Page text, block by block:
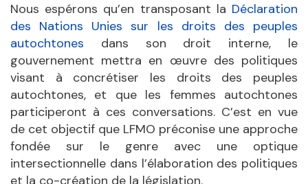
Nous espérons qu’en transposant la Déclaration
des Nations Unies sur les droits des peuples
autochtones dans son droit interne, le
gouvernement mettra en œuvre des politiques
visant à concrétiser les droits des peuples
autochtones, et que les femmes autochtones
participeront à ces conversations. C’est en vue
de cet objectif que LFMO préconise une approche
fondée sur le genre avec une optique
intersectionnelle dans l’élaboration des politiques